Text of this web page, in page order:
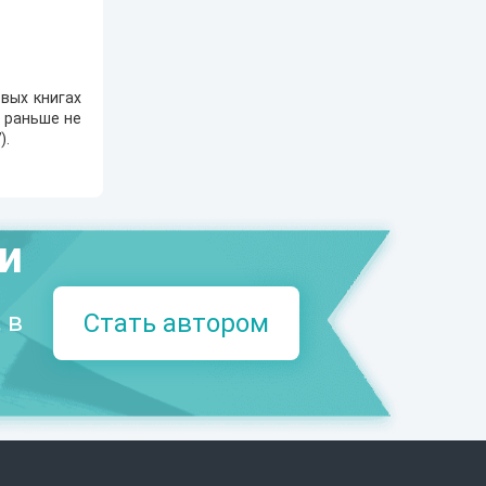
книгах
раньше не
).
в
Стать автором